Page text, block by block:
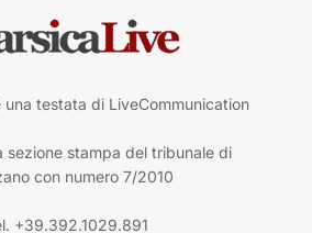
una testata di LiveCommunication
sezione stampa del tribunale di
con numero 7/2010
+39.392.1029.891